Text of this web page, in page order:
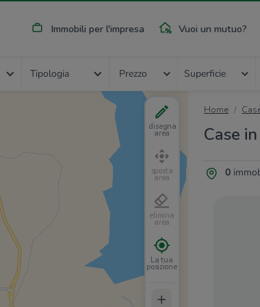
Immobili per l'impresa Vuoi un mutuo?
Tipologia Prezzo Superficie
Home
Case
0
disegna
area
sposta
area
elimina
area
La tua
posizione
+